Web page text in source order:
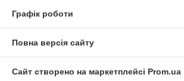
Графік роботи
Повна версія сайту
Сайт створено на маркетплейсі Prom.ua